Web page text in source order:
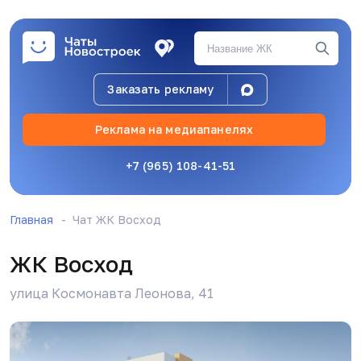
Реклама на медиапанелях
+7 (965) 108-41-51
Заказать рекламу
Главная Чат ЖК Восход
ЖК Восход
улица Космонавта Леонова, 41